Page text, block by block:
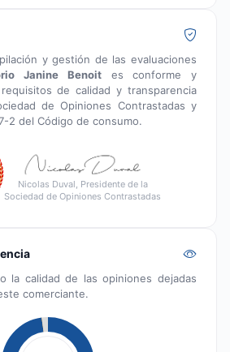
y gestión de las evaluaciones
Janine Benoites conforme y
de calidad y transparencia
de Opiniones Contrastadas y
2 del Código de consumo.
Nicolas Duval, Presidente de la
Sociedad de Opiniones Contrastadas
la calidad de las opiniones dejadas
comerciante.